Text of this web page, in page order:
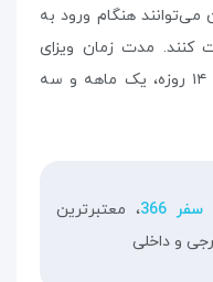
هنگام ورود به
را دریافت کنند. مدت زمان ویزای
توریستی در امارات، سه دوره زمانی ۱۴ روزه، یک ماهه و سه
366
، معتبرترین
و داخلی